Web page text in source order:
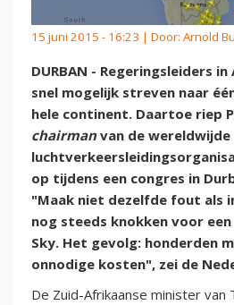
15 juni 2015 - 16:23 | Door: Arnold
DURBAN - Regeringsleiders
snel mogelijk streven naar
hele continent. Daartoe riep
chairmanvan de wereldwijde
op tijdens een congres in
"Maak niet dezelfde fout als
nog steeds knokken voor een
Sky. Het gevolg: honderden
onnodige kosten", zei de
De Zuid-Afrikaanse minister van